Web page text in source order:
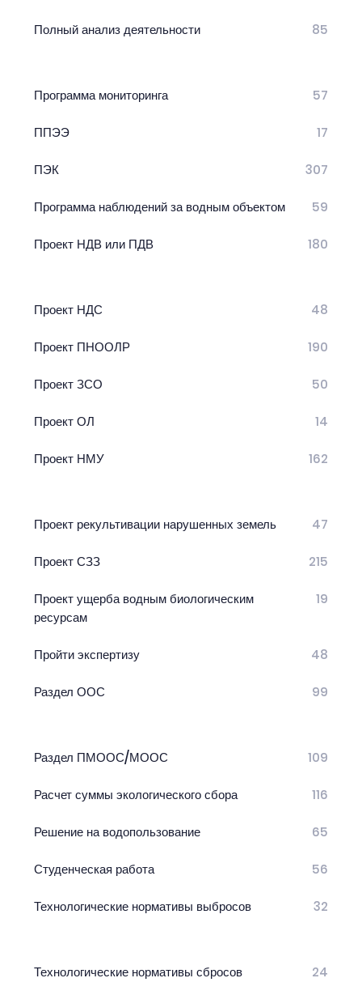
Полный анализ деятельности 85
Программа мониторинга 57
ППЭЭ 17
ПЭК 307
Программа наблюдений за водным объектом 59
Проект НДВ или ПДВ 180
Проект НДС 48
Проект ПНООЛР 190
Проект ЗСО 50
Проект ОЛ 14
Проект НМУ 162
Проект рекультивации нарушенных земель 47
Проект СЗЗ 215
Проект ущерба водным биологическим
ресурсам
19
Пройти экспертизу 48
Раздел ООС 99
Раздел ПМООС/МООС 109
Расчет суммы экологического сбора 116
Решение на водопользование 65
Студенческая работа 56
Технологические нормативы выбросов 32
Технологические нормативы сбросов 24